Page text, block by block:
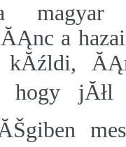
a
kĂźldi,
hogy